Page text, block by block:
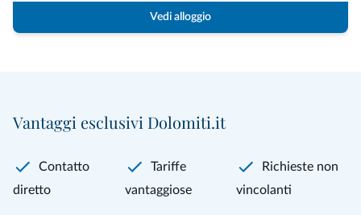
Vedi alloggio
Vantaggi esclusivi Dolomiti.it
Contatto
diretto
Tariffe
vantaggiose
Richieste non
vincolanti